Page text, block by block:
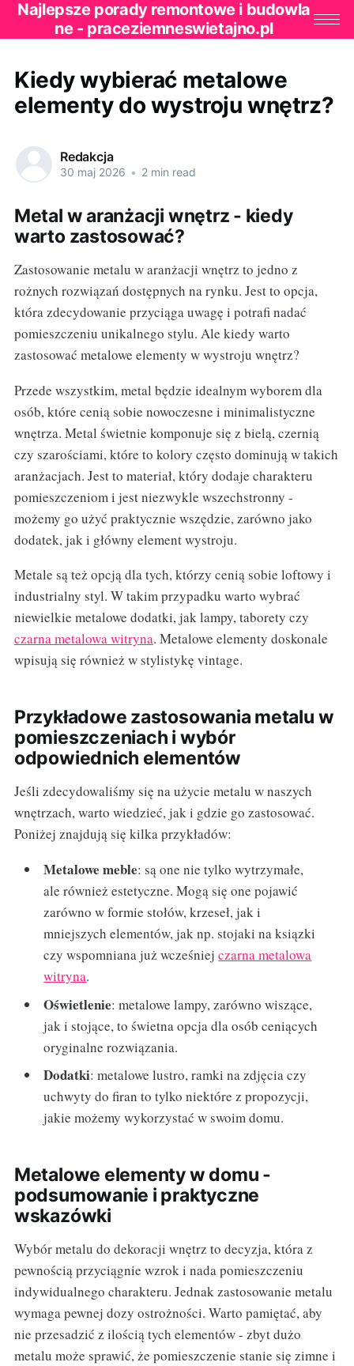
Najlepsze porady remontowe i budowla
ne - praceziemneswietajno.pl
Kiedy wybierać metalowe
elementy do wystroju wnętrz?
Redakcja
30 maj 2026 • 2 min read
Metal w aranżacji wnętrz - kiedy
warto zastosować?
Zastosowanie metalu w aranżacji wnętrz to jedno z
rożnych rozwiązań dostępnych na rynku. Jest to opcja,
która zdecydowanie przyciąga uwagę i potrafi nadać
pomieszczeniu unikalnego stylu. Ale kiedy warto
zastosować metalowe elementy w wystroju wnętrz?
Przede wszystkim, metal będzie idealnym wyborem dla
osób, które cenią sobie nowoczesne i minimalistyczne
wnętrza. Metal świetnie komponuje się z bielą, czernią
czy szarościami, które to kolory często dominują w takich
aranżacjach. Jest to materiał, który dodaje charakteru
pomieszczeniom i jest niezwykle wszechstronny -
możemy go użyć praktycznie wszędzie, zarówno jako
dodatek, jak i główny element wystroju.
Metale są też opcją dla tych, którzy cenią sobie loftowy i
industrialny styl. W takim przypadku warto wybrać
niewielkie metalowe dodatki, jak lampy, taborety czy
czarna metalowa witryna. Metalowe elementy doskonale
wpisują się również w stylistykę vintage.
Przykładowe zastosowania metalu w
pomieszczeniach i wybór
odpowiednich elementów
Jeśli zdecydowaliśmy się na użycie metalu w naszych
wnętrzach, warto wiedzieć, jak i gdzie go zastosować.
Poniżej znajdują się kilka przykładów:
Metalowe meble: są one nie tylko wytrzymałe,
ale również estetyczne. Mogą się one pojawić
zarówno w formie stołów, krzeseł, jak i
mniejszych elementów, jak np. stojaki na ksiązki
czy wspomniana już wcześniejczarna metalowa
witryna.
Oświetlenie: metalowe lampy, zarówno wiszące,
jak i stojące, to świetna opcja dla osób ceniących
oryginalne rozwiązania.
Dodatki: metalowe lustro, ramki na zdjęcia czy
uchwyty do firan to tylko niektóre z propozycji,
jakie możemy wykorzystać w swoim domu.
Metalowe elementy w domu -
podsumowanie i praktyczne
wskazówki
Wybór metalu do dekoracji wnętrz to decyzja, która z
pewnością przyciągnie wzrok i nada pomieszczeniu
indywidualnego charakteru. Jednak zastosowanie metalu
wymaga pewnej dozy ostrożności. Warto pamiętać, aby
nie przesadzić z ilością tych elementów - zbyt dużo
metalu może sprawić, że pomieszczenie stanie się zimne i